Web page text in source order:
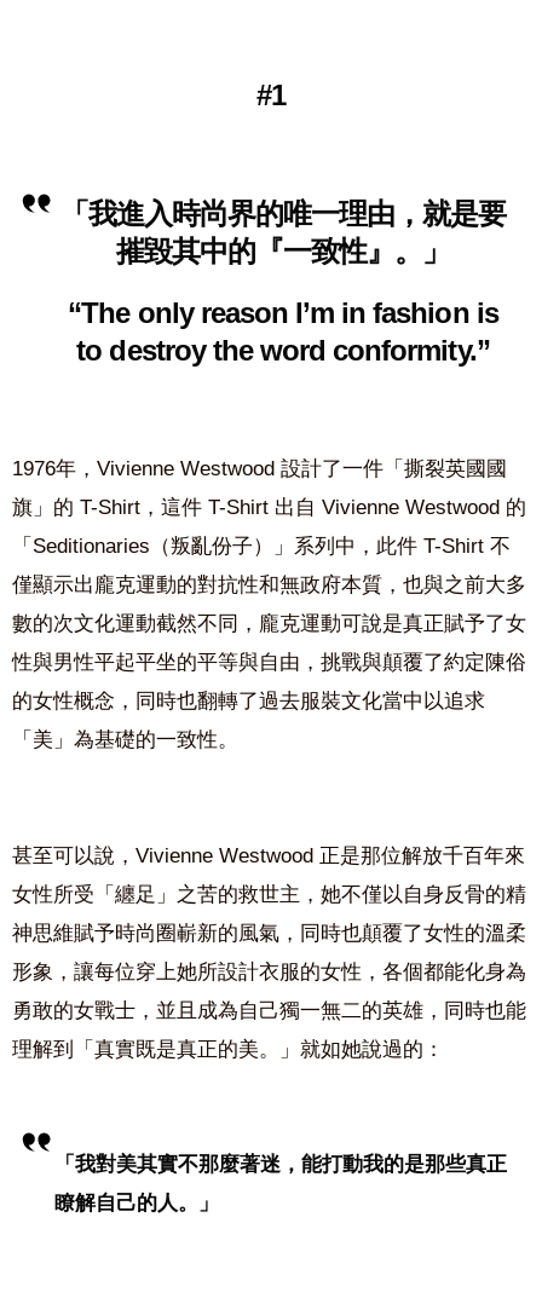
#1
「我進入時尚界的唯一理由，就是要
摧毀其中的『一致性』。」
“The only reason I’m in fashion is
to destroy the word conformity.”
1976年，Vivienne Westwood 設計了一件「撕裂英國國
旗」的 T-Shirt，這件 T-Shirt 出自 Vivienne Westwood 的
「Seditionaries（叛亂份子）」系列中，此件 T-Shirt 不
僅顯示出龐克運動的對抗性和無政府本質，也與之前大多
數的次文化運動截然不同，龐克運動可說是真正賦予了女
性與男性平起平坐的平等與自由，挑戰與顛覆了約定陳俗
的女性概念，同時也翻轉了過去服裝文化當中以追求
「美」為基礎的一致性。
甚至可以說，Vivienne Westwood 正是那位解放千百年來
女性所受「纏足」之苦的救世主，她不僅以自身反骨的精
神思維賦予時尚圈嶄新的風氣，同時也顛覆了女性的溫柔
形象，讓每位穿上她所設計衣服的女性，各個都能化身為
勇敢的女戰士，並且成為自己獨一無二的英雄，同時也能
理解到「真實既是真正的美。」就如她說過的：
「我對美其實不那麼著迷，能打動我的是那些真正
瞭解自己的人。」